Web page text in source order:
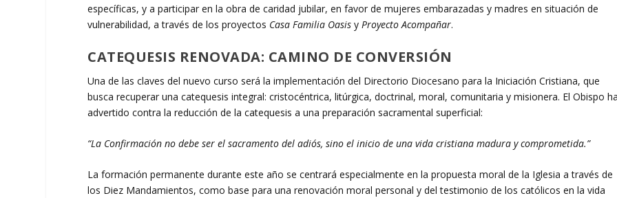
específicas, y a participar en la obra de caridad jubilar, en favor de mujeres embarazadas y madres en situación de
vulnerabilidad, a través de los proyectos Casa Familia Oasis yProyecto Acompañar.
CATEQUESIS RENOVADA: CAMINO DE CONVERSIÓN
Una de las claves del nuevo curso será la implementación del Directorio Diocesano para la Iniciación Cristiana, que
busca recuperar una catequesis integral: cristocéntrica, litúrgica, doctrinal, moral, comunitaria y misionera. El Obispo
advertido contra la reducción de la catequesis a una preparación sacramental superficial:
“La Confirmación no debe ser el sacramento del adiós, sino el inicio de una vida cristiana madura y comprometida.”
La formación permanente durante este año se centrará especialmente en la propuesta moral de la Iglesia a través de
los Diez Mandamientos, como base para una renovación moral personal y del testimonio de los católicos en la vida